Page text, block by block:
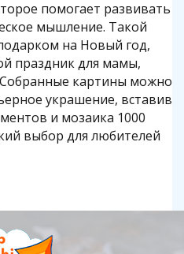
помогает развивать
мышление. Такой
на Новый год,
праздник для мамы,
Собранные картины можно
украшение, вставив
и мозаика 1000
выбор для любителей